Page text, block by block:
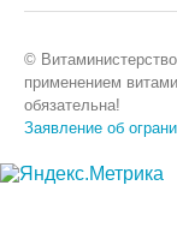
©
применением
обязательна!
Заявление об